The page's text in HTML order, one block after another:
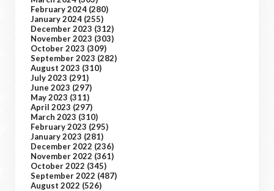
February 2024 (280)
January 2024 (255)
December 2023 (312)
November 2023 (303)
October 2023 (309)
September 2023 (282)
August 2023 (310)
July 2023 (291)
June 2023 (297)
May 2023 (311)
April 2023 (297)
March 2023 (310)
February 2023 (295)
January 2023 (281)
December 2022 (236)
November 2022 (361)
October 2022 (345)
September 2022 (487)
August 2022 (526)